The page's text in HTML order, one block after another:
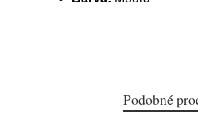
Podobné